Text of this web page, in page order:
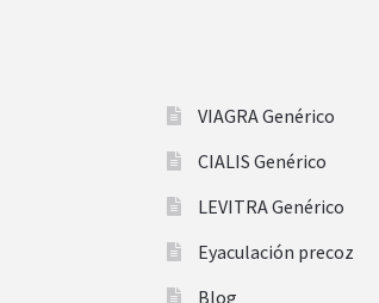
VIAGRA Genérico
CIALIS Genérico
LEVITRA Genérico
Eyaculación precoz
Blog